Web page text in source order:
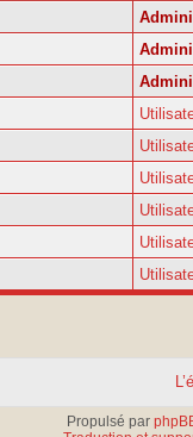
Propulsé par